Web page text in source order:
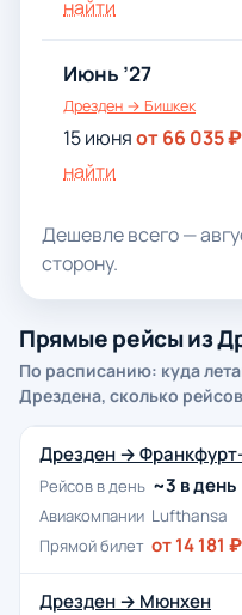
найти
Июнь ’27
Дрезден → Бишкек
15 июняот 66 035 ₽
найти
Дешевле всего —
сторону.
Прямые рейсы из
По расписанию: куда
Дрездена, сколько
Дрезден →
Рейсов в день ~3 в день
Авиакомпании Lufthansa
Прямой билет от 14 181 ₽
Дрезден → Мюнхен